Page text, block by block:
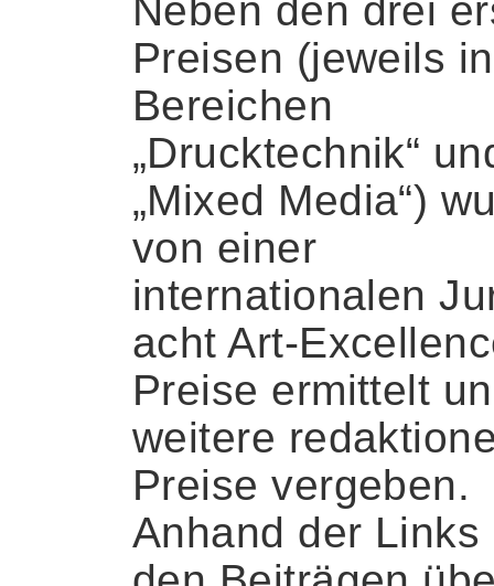
Neben den drei
Preisen (jeweils
Bereichen
„Drucktechnik“
„Mixed Media“)
von einer
internationalen
acht Art-
Preise ermittelt
weitere
Preise vergeben.
Anhand der Links